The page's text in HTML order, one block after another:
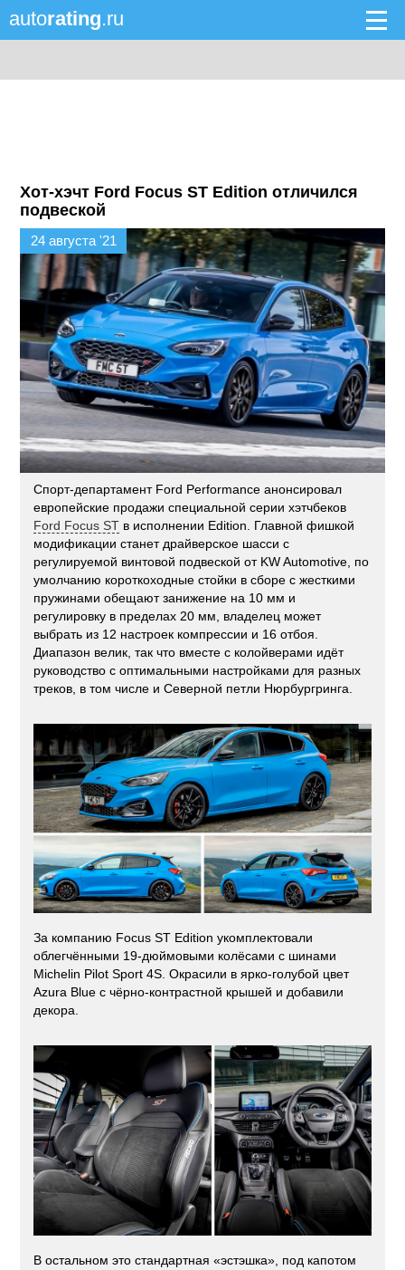
autorating.ru
Хот-хэчт Ford Focus ST Edition отличился
подвеской
24 августа '21
Спорт-департамент Ford Performance анонсировал
европейские продажи специальной серии хэтчбеков
Ford Focus ST в исполнении Edition. Главной фишкой
модификации станет драйверское шасси с
регулируемой винтовой подвеской от KW Automotive, по
умолчанию короткоходные стойки в сборе с жесткими
пружинами обещают занижение на 10 мм и
регулировку в пределах 20 мм, владелец может
выбрать из 12 настроек компрессии и 16 отбоя.
Диапазон велик, так что вместе с колойверами идёт
руководство с оптимальными настройками для разных
треков, в том числе и Северной петли Нюрбургринга.
За компанию Focus ST Edition укомплектовали
облегчёнными 19-дюймовыми колёсами с шинами
Michelin Pilot Sport 4S. Окрасили в ярко-голубой цвет
Azura Blue с чёрно-контрастной крышей и добавили
декора.
В остальном это стандартная «эстэшка», под капотом